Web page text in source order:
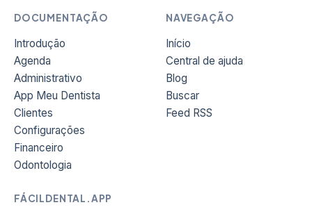
DOCUMENTAÇÃO
Introdução
Agenda
Administrativo
App Meu Dentista
Clientes
Configurações
Financeiro
Odontologia
NAVEGAÇÃO
Início
Central de ajuda
Blog
Buscar
Feed RSS
FÁCILDENTAL.APP